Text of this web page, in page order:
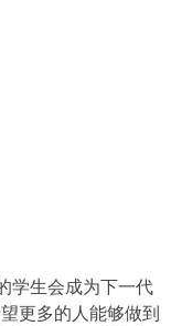
学生会成为下一代
更多的人能够做到